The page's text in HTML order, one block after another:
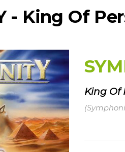
- King Of
King Of